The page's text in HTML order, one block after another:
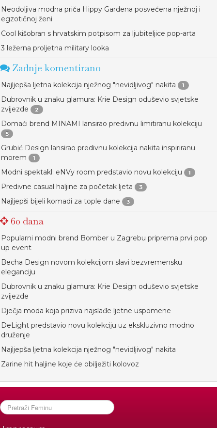
Neodoljiva modna priča Hippy Gardena posvećena nježnoj i
egzotičnoj ženi
Cool kišobran s hrvatskim potpisom za ljubiteljice pop-arta
3 ležerna proljetna military looka
Zadnje komentirano
Najljepša ljetna kolekcija nježnog "nevidljivog" nakita 1
Dubrovnik u znaku glamura: Krie Design oduševio svjetske
zvijezde
2
Domaći brend MINAMI lansirao predivnu limitiranu kolekciju
5
Grubić Design lansirao predivnu kolekcija nakita inspiriranu
morem
1
Modni spektakl: eNVy room predstavio novu kolekciju 1
Predivne casual haljine za početak ljeta 3
Najljepši bijeli komadi za tople dane 3
60 dana
Popularni modni brend Bomber u Zagrebu priprema prvi pop
up event
Becha Design novom kolekcijom slavi bezvremensku
eleganciju
Dubrovnik u znaku glamura: Krie Design oduševio svjetske
zvijezde
Dječja moda koja priziva najslađe ljetne uspomene
DeLight predstavio novu kolekciju uz ekskluzivno modno
druženje
Najljepša ljetna kolekcija nježnog "nevidljivog" nakita
Zarine hit haljine koje će obilježiti kolovoz